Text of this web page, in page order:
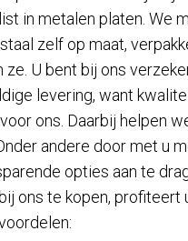
in metalen platen. We
zelf op maat,
ze. U bent bij ons
levering, want
ons. Daarbij helpen
andere door met u
opties aan te
ons te kopen, profiteert